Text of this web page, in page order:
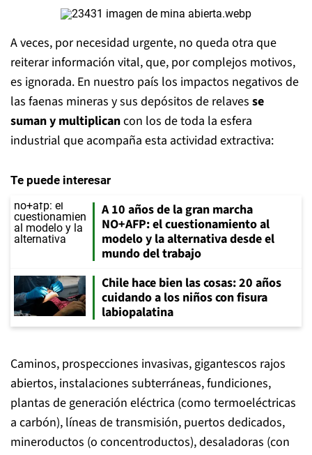
A veces, por necesidad urgente, no queda otra que
reiterar información vital, que, por complejos motivos,
es ignorada. En nuestro país los impactos negativos de
las faenas mineras y sus depósitos de relaves se
suman y multiplicancon los de toda la esfera
industrial que acompaña esta actividad extractiva:
Te puede interesar
A 10 años de la gran marcha
NO+AFP: el cuestionamiento al
modelo y la alternativa desde el
mundo del trabajo
Chile hace bien las cosas: 20 años
cuidando a los niños con fisura
labiopalatina
Caminos, prospecciones invasivas, gigantescos rajos
abiertos, instalaciones subterráneas, fundiciones,
plantas de generación eléctrica (como termoeléctricas
a carbón), líneas de transmisión, puertos dedicados,
mineroductos (o concentroductos), desaladoras (con